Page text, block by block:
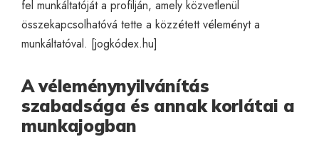
fel munkáltatóját a profilján, amely közvetlenül
összekapcsolhatóvá tette a közzétett véleményt a
munkáltatóval. [jogkódex.hu]
A véleménynyilvánítás
szabadsága és annak korlátai a
munkajogban